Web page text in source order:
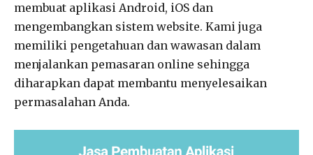
membuat aplikasi Android, iOS dan
mengembangkan sistem website. Kami juga
memiliki pengetahuan dan wawasan dalam
menjalankan pemasaran online sehingga
diharapkan dapat membantu menyelesaikan
permasalahan Anda.